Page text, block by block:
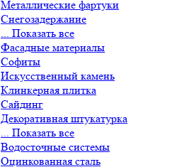
Металлические фартуки
Снегозадержание
... Показать все
Фасадные материалы
Софиты
Искусственный камень
Клинкерная плитка
Сайдинг
Декоративная штукатурка
... Показать все
Водосточные системы
Оцинкованная сталь